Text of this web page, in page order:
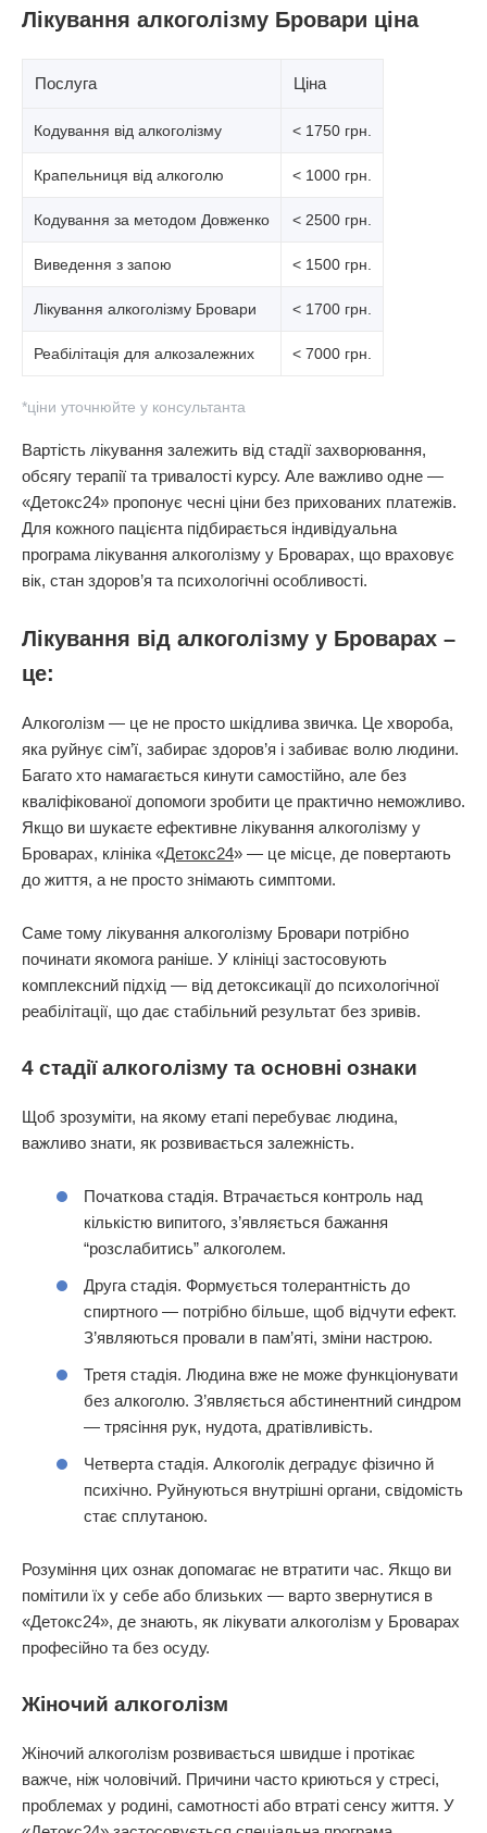
Лікування алкоголізму Бровари ціна
Послуга Ціна
Кодування від алкоголізму < 1750 грн.
Крапельниця від алкоголю < 1000 грн.
Кодування за методом Довженко < 2500 грн.
Виведення з запою < 1500 грн.
Лікування алкоголізму Бровари < 1700 грн.
Реабілітація для алкозалежних < 7000 грн.
*ціни уточнюйте у консультанта
Вартість лікування залежить від стадії захворювання,
обсягу терапії та тривалості курсу. Але важливо одне —
«Детокс24» пропонує чесні ціни без прихованих платежів.
Для кожного пацієнта підбирається індивідуальна
програма лікування алкоголізму у Броварах, що враховує
вік, стан здоров’я та психологічні особливості.
Лікування від алкоголізму у Броварах –
це:
Алкоголізм — це не просто шкідлива звичка. Це хвороба,
яка руйнує сім’ї, забирає здоров’я і забиває волю людини.
Багато хто намагається кинути самостійно, але без
кваліфікованої допомоги зробити це практично неможливо.
Якщо ви шукаєте ефективне лікування алкоголізму у
Броварах, клініка «Детокс24» — це місце, де повертають
до життя, а не просто знімають симптоми.
Саме тому лікування алкоголізму Бровари потрібно
починати якомога раніше. У клініці застосовують
комплексний підхід — від детоксикації до психологічної
реабілітації, що дає стабільний результат без зривів.
4 стадії алкоголізму та основні ознаки
Щоб зрозуміти, на якому етапі перебуває людина,
важливо знати, як розвивається залежність.
Початкова стадія. Втрачається контроль над
кількістю випитого, з’являється бажання
“розслабитись” алкоголем.
Друга стадія. Формується толерантність до
спиртного — потрібно більше, щоб відчути ефект.
З’являються провали в пам’яті, зміни настрою.
Третя стадія. Людина вже не може функціонувати
без алкоголю. З’являється абстинентний синдром
— трясіння рук, нудота, дратівливість.
Четверта стадія. Алкоголік деградує фізично й
психічно. Руйнуються внутрішні органи, свідомість
стає сплутаною.
Розуміння цих ознак допомагає не втратити час. Якщо ви
помітили їх у себе або близьких — варто звернутися в
«Детокс24», де знають, як лікувати алкоголізм у Броварах
професійно та без осуду.
Жіночий алкоголізм
Жіночий алкоголізм розвивається швидше і протікає
важче, ніж чоловічий. Причини часто криються у стресі,
проблемах у родині, самотності або втраті сенсу життя. У